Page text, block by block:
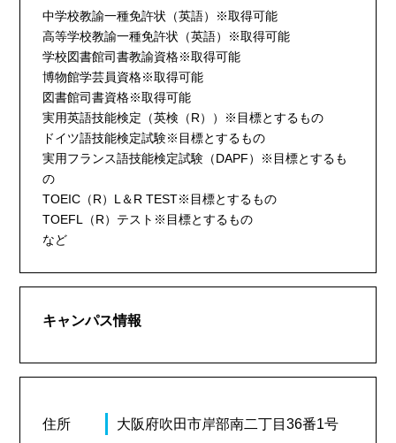
中学校教諭一種免許状（英語）※取得可能
高等学校教諭一種免許状（英語）※取得可能
学校図書館司書教諭資格※取得可能
博物館学芸員資格※取得可能
図書館司書資格※取得可能
実用英語技能検定（英検（R））※目標とするもの
ドイツ語技能検定試験※目標とするもの
実用フランス語技能検定試験（DAPF）※目標とするも
の
TOEIC（R）L＆R TEST※目標とするもの
TOEFL（R）テスト※目標とするもの
など
キャンパス情報
住所 大阪府吹田市岸部南二丁目36番1号